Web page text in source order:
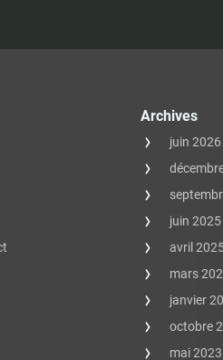
Archives
juin 2026
juin 2025
avril
mars
janvier
octobre
mai 2023